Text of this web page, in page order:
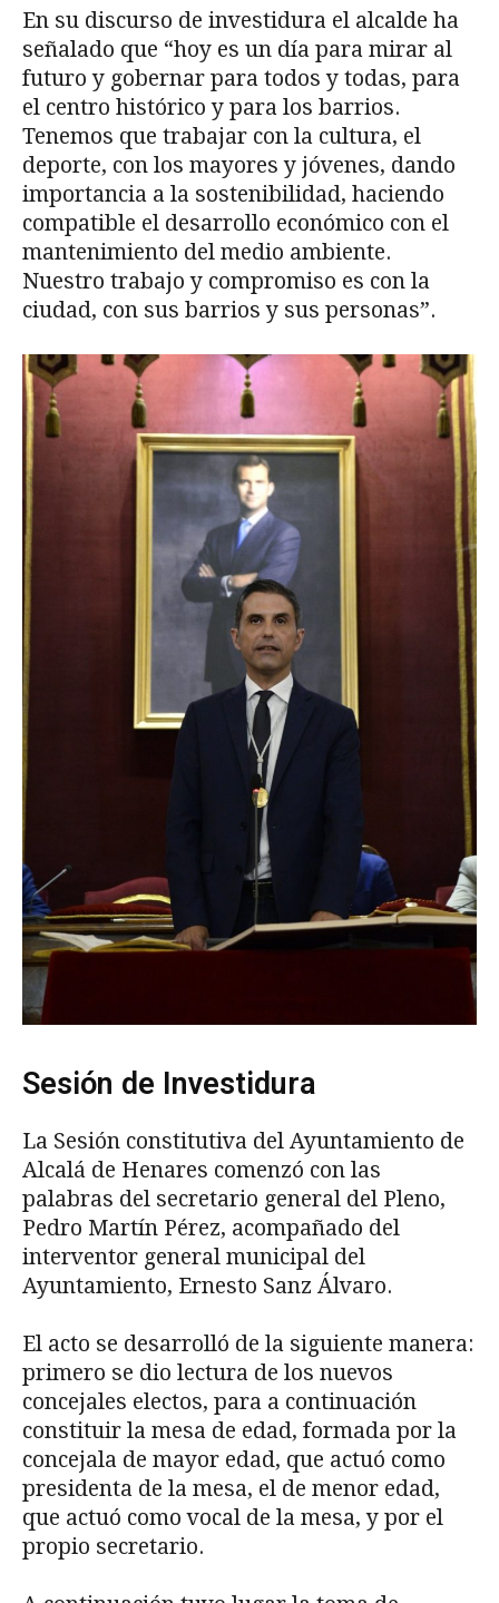
En su discurso de investidura el alcalde ha
señalado que “hoy es un día para mirar al
futuro y gobernar para todos y todas, para
el centro histórico y para los barrios.
Tenemos que trabajar con la cultura, el
deporte, con los mayores y jóvenes, dando
importancia a la sostenibilidad, haciendo
compatible el desarrollo económico con el
mantenimiento del medio ambiente.
Nuestro trabajo y compromiso es con la
ciudad, con sus barrios y sus personas”.
Sesión de Investidura
La Sesión constitutiva del Ayuntamiento de
Alcalá de Henares comenzó con las
palabras del secretario general del Pleno,
Pedro Martín Pérez, acompañado del
interventor general municipal del
Ayuntamiento, Ernesto Sanz Álvaro.
El acto se desarrolló de la siguiente manera:
primero se dio lectura de los nuevos
concejales electos, para a continuación
constituir la mesa de edad, formada por la
concejala de mayor edad, que actuó como
presidenta de la mesa, el de menor edad,
que actuó como vocal de la mesa, y por el
propio secretario.